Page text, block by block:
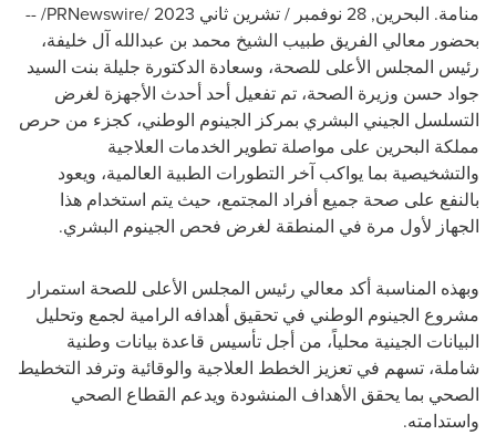
منامة. البحرين, 28 نوفمبر / تشرين ثاني 2023
/PRNewswire/ --
بحضور معالي الفريق طبيب الشيخ محمد بن عبدالله آل خليفة،
رئيس المجلس الأعلى للصحة، وسعادة الدكتورة جليلة بنت السيد
جواد حسن وزيرة الصحة، تم تفعيل أحد أحدث الأجهزة لغرض
التسلسل الجيني البشري بمركز الجينوم الوطني، كجزء من حرص
مملكة البحرين على مواصلة تطوير الخدمات العلاجية
والتشخيصية بما يواكب آخر التطورات الطبية العالمية، ويعود
بالنفع على صحة جميع أفراد المجتمع، حيث يتم استخدام هذا
الجهاز لأول مرة في المنطقة لغرض فحص الجينوم البشري.
وبهذه المناسبة أكد معالي رئيس المجلس الأعلى للصحة استمرار
مشروع الجينوم الوطني في تحقيق أهدافه الرامية لجمع وتحليل
البيانات الجينية محلياً، من أجل تأسيس قاعدة بيانات وطنية
شاملة، تسهم في تعزيز الخطط العلاجية والوقائية وترفد التخطيط
الصحي بما يحقق الأهداف المنشودة ويدعم القطاع الصحي
واستدامته.